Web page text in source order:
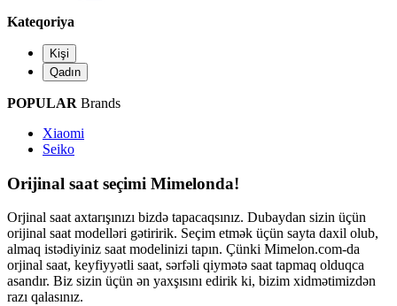
Kateqoriya
Kişi
Qadın
POPULAR Brands
Xiaomi
Seiko
Orijinal saat seçimi Mimelonda!
Orjinal saat axtarışınızı bizdə tapacaqsınız. Dubaydan sizin üçün
orijinal saat modelləri gətiririk. Seçim etmək üçün sayta daxil olub,
almaq istədiyiniz saat modelinizi tapın. Çünki Mimelon.com-da
orjinal saat, keyfiyyətli saat, sərfəli qiymətə saat tapmaq olduqca
asandır. Biz sizin üçün ən yaxşısını edirik ki, bizim xidmətimizdən
razı qalasınız.